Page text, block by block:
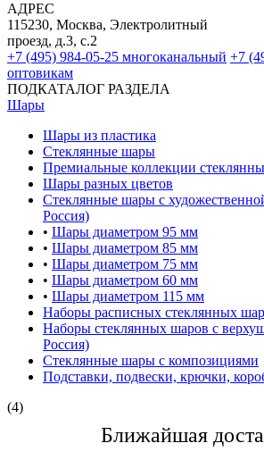
АДРЕС
115230, Москва, Электролитный
проезд, д.3, с.2
+7 (495) 984-05-25 многоканальный +7
оптовикам
ПОДКАТАЛОГ РАЗДЕЛА
Шары
Шары из пластика
Стеклянные шары
Премиальные коллекции
Шары разных цветов
Стеклянные шары с
Россия)
• Шары диаметром 95 мм
• Шары диаметром 85 мм
• Шары диаметром 75 мм
• Шары диаметром 60 мм
• Шары диаметром 115 мм
Наборы расписных стеклянных
Наборы стеклянных шаров с
Россия)
Стеклянные шары с композициями
Подставки, подвески, крючки,
(4)
Ближайшая